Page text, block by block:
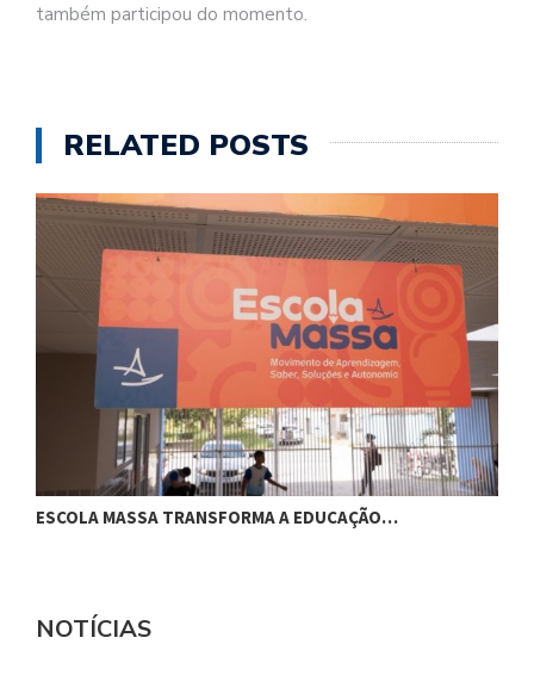
também participou do momento.
RELATED POSTS
ESCOLA MASSA TRANSFORMA A EDUCAÇÃO…
NOTÍCIAS